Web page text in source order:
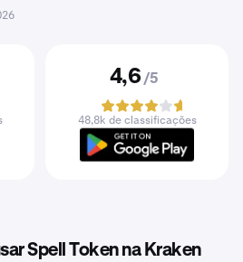
4,6 /5
48,8k de classificações
Spell Token na Kraken